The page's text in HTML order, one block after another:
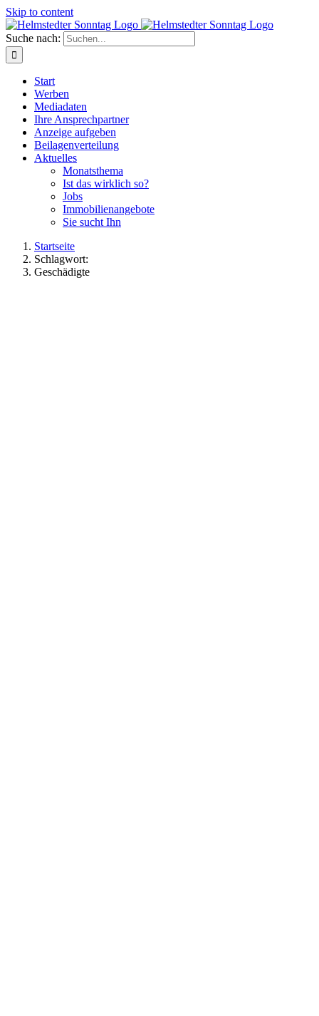
Skip to content
Suche nach:
Start
Werben
Mediadaten
Ihre Ansprechpartner
Anzeige aufgeben
Beilagenverteilung
Aktuelles
Monatsthema
Ist das wirklich so?
Jobs
Immobilienangebote
Sie sucht Ihn
Startseite
Schlagwort:
Geschädigte